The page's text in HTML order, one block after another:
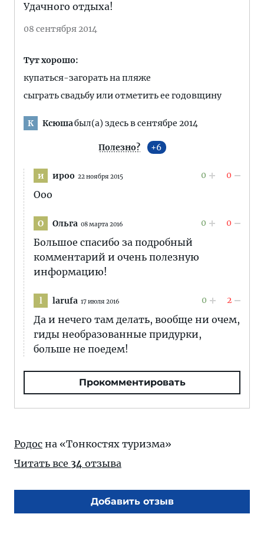
Удачного отдыха!
08 сентября 2014
Тут хорошо:
купаться-загорать на пляже
сыграть свадьбу или отметить ее годовщину
К Ксюшабыл(а) здесь в сентябре 2014
Полезно? 6
и ироо 22 ноября 2015 0 0
Ооо
О Ольга 08 марта 2016 0 0
Большое спасибо за подробный
комментарий и очень полезную
информацию!
l larufa 17 июля 2016 0 2
Да и нечего там делать, вообще ни очем,
гиды необразованные придурки,
больше не поедем!
Прокомментировать
Родос на «Тонкостях туризма»
Читать все 34 отзыва
Добавить отзыв